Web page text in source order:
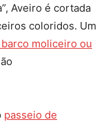
Aveiro é cortada
coloridos. Um
moliceiro ou
passeio de